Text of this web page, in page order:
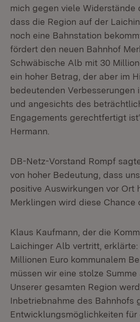
mich gegen viele Widerstände
dass die Region auf der
noch eine Bahnstation
fördert den neuen Bahnhof
Schwäbische Alb mit 30
ein hoher Betrag, der aber im
bedeutenden Verbesserungen
und angesichts des
Engagements gerechtfertigt
Hermann.
DB-Netz-Vorstand Rompf
von hoher Bedeutung, dass
positive Auswirkungen vor Ort
Merklingen wird diese Chance
Klaus Kaufmann, der die
Laichinger Alb vertritt, erklärte:
Millionen Euro kommunalem
müssen wir eine stolze Summe
Unserer gesamten Region
Inbetriebnahme des Bahnhofs
Entwicklungsmöglichkeiten für